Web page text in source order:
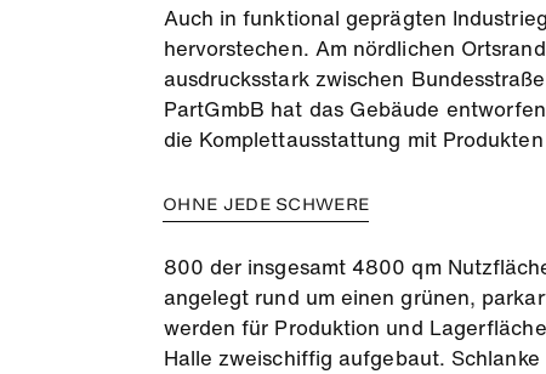
Auch in funktional geprägten
hervorstechen. Am nördlichen
ausdrucksstark zwischen
PartGmbB hat das Gebäude
die Komplettausstattung mit Produkten
OHNE JEDE SCHWERE
800 der insgesamt 4800 qm
angelegt rund um einen grünen,
werden für Produktion und
Halle zweischiffig aufgebaut.